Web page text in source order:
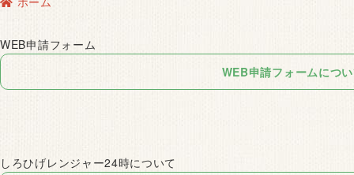
WEB申請フォーム
WEB申請フォームにつ
しろひげレンジャー24時について